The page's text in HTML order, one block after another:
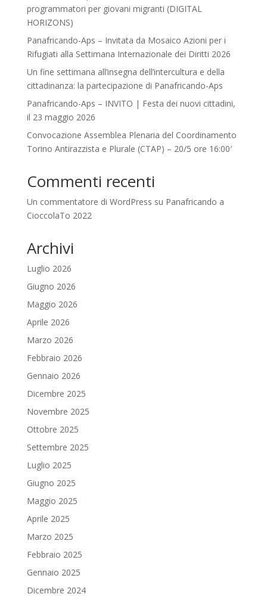
programmatori per giovani migranti (DIGITAL
HORIZONS)
Panafricando-Aps – Invitata da Mosaico Azioni per i
Rifugiati alla Settimana Internazionale dei Diritti 2026
Un fine settimana all’insegna dell’intercultura e della
cittadinanza: la partecipazione di Panafricando-Aps
Panafricando-Aps – INVITO | Festa dei nuovi cittadini,
il 23 maggio 2026
Convocazione Assemblea Plenaria del Coordinamento
Torino Antirazzista e Plurale (CTAP) – 20/5 ore 16:00′
Commenti recenti
Un commentatore di WordPress su Panafricando a
CioccolaTo 2022
Archivi
Luglio 2026
Giugno 2026
Maggio 2026
Aprile 2026
Marzo 2026
Febbraio 2026
Gennaio 2026
Dicembre 2025
Novembre 2025
Ottobre 2025
Settembre 2025
Luglio 2025
Giugno 2025
Maggio 2025
Aprile 2025
Marzo 2025
Febbraio 2025
Gennaio 2025
Dicembre 2024